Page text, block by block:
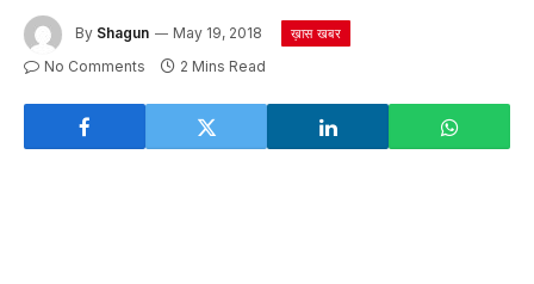
By Shagun May 19, 2018 ख़ास खबर
No Comments 2 Mins Read